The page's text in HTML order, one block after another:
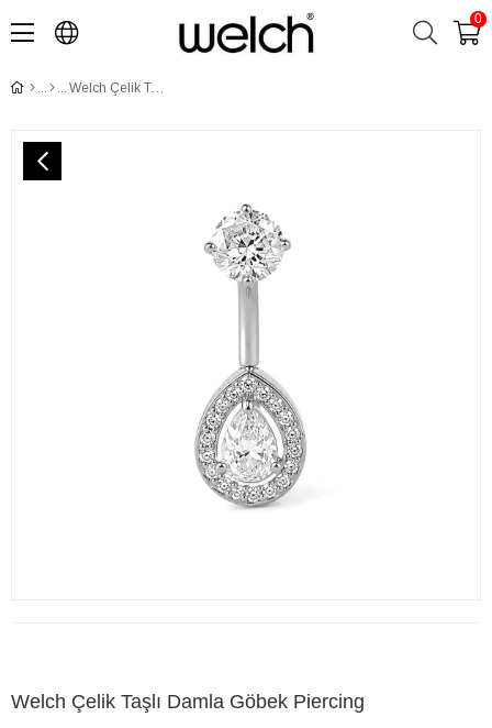
0
Welch Çelik Taşlı Damla Göbek Piercing
Welch Çelik Taşlı Damla Göbek Piercing